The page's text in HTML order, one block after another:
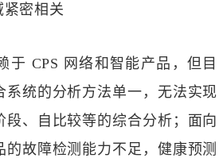
紧密相关
于 CPS 网络和智能产品，但目
系统的分析方法单一，无法实现
段、自比较等的综合分析；面向
的故障检测能力不足，健康预测